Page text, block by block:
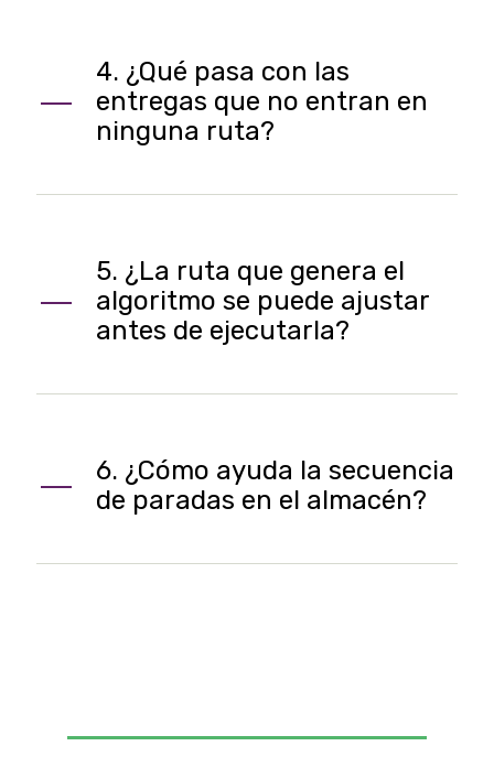
4. ¿Qué pasa con las
entregas que no entran en
ninguna ruta?
5. ¿La ruta que genera el
algoritmo se puede ajustar
antes de ejecutarla?
6. ¿Cómo ayuda la secuencia
de paradas en el almacén?